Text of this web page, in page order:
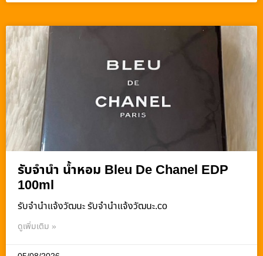
รับจำนำ น้ำหอม Bleu De Chanel EDP
100ml
รับจํานําแจ้งวัฒนะ รับจํานําแจ้งวัฒนะ.co
ดูเพิ่มเติม »